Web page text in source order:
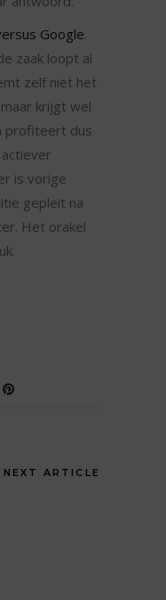
Google.
zaak loopt al
zelf niet het
krijgt wel
profiteert dus
is vorige
gepleit na
Het orakel
NEXT ARTICLE